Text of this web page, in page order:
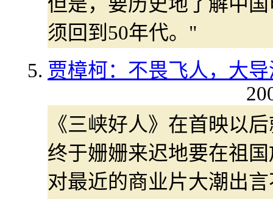
但是，要历史地了解中
须回到50年代。"
贾樟柯：不畏飞人，大
《三峡好人》在首映以
终于姗姗来迟地要在祖
对最近的商业片大潮出